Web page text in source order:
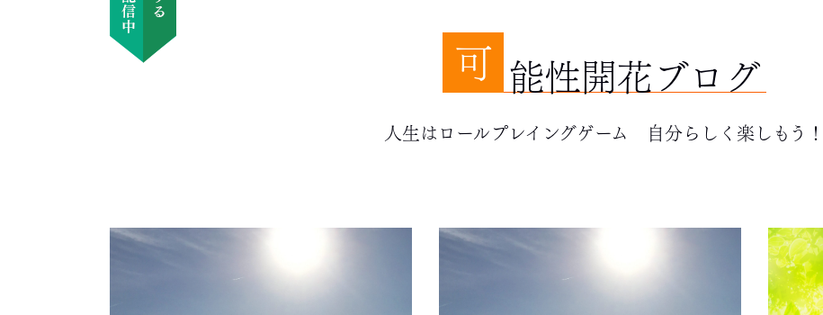
可 能性開花ブログ
人生はロールプレイングゲーム 自分らしく楽しもう！